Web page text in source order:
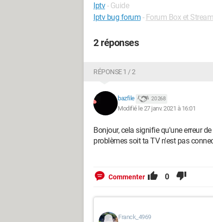
Iptv - Guide
Iptv bug forum - Forum Box et
2 réponses
RÉPONSE 1 / 2
bazfile 20 268
Modifié le 27 janv. 2021 à 16:01
Bonjour, cela signifie qu'une erreur
problèmes soit ta TV n'est pas
Commenter 0
Franck_4969